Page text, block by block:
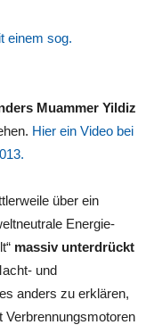
einem sog.
Muammer Yildiz
Hier ein Video bei
über ein
Energie-
massiv unterdrückt
und
anders zu erklären,